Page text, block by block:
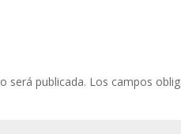
será publicada. Los campos